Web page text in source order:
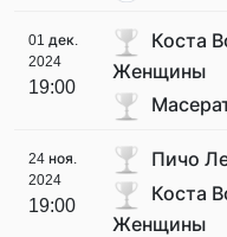
01 дек.
2024
19:00
Коста
Женщины
24 ноя.
2024
19:00
Пичо
Коста
Женщины